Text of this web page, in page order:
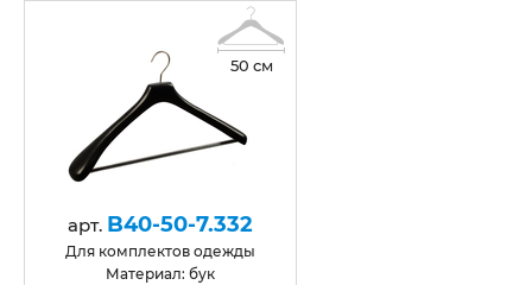
50 см
арт. B40-50-7.332
для комплектов одежды
Материал: бук